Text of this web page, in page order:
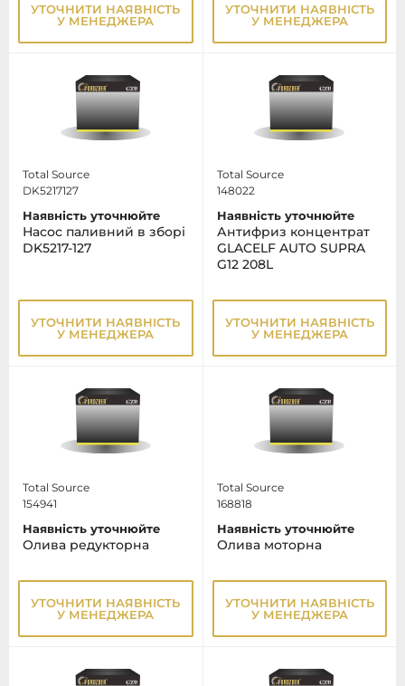
УТОЧНИТИ НАЯВНІСТЬ
У МЕНЕДЖЕРА
УТОЧНИТИ НАЯВНІСТЬ
У МЕНЕДЖЕРА
Total Source
DK5217127
Наявність уточнюйте
Насос паливний в зборі
DK5217-127
УТОЧНИТИ НАЯВНІСТЬ
У МЕНЕДЖЕРА
Total Source
148022
Наявність уточнюйте
Антифриз концентрат
GLACELF AUTO SUPRA
G12 208L
УТОЧНИТИ НАЯВНІСТЬ
У МЕНЕДЖЕРА
Total Source
154941
Наявність уточнюйте
Олива редукторна
УТОЧНИТИ НАЯВНІСТЬ
У МЕНЕДЖЕРА
Total Source
168818
Наявність уточнюйте
Олива моторна
УТОЧНИТИ НАЯВНІСТЬ
У МЕНЕДЖЕРА